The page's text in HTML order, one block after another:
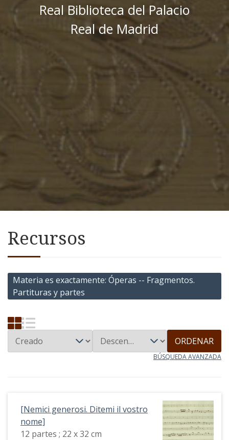
Real Biblioteca del Palacio
Real de Madrid
Recursos
Materia es exactamente Óperas -- Fragmentos.
Partituras y partes
ORDENAR
BÚSQUEDA AVANZADA
[Nemici generosi. Ditemi il vostro
nome]
12 partes ; 22 x 32 cm